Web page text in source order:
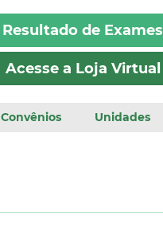
Resultado de Exames
Acesse a Loja Virtual
Convênios Unidades